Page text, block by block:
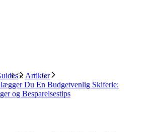
Artikler
Du En Budgetvenlig Skiferie:
og Besparelsestips